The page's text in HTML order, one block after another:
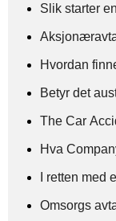
Slik starter
Hvordan
Betyr det
The Car
Hva
I retten med
Omsorgs